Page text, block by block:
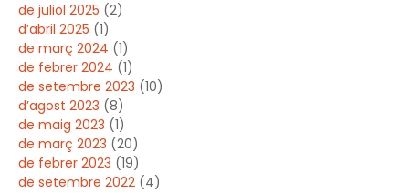
de juliol 2025 (2)
d’abril 2025 (1)
de març 2024 (1)
de febrer 2024 (1)
de setembre 2023 (10)
d’agost 2023 (8)
de maig 2023 (1)
de març 2023 (20)
de febrer 2023 (19)
de setembre 2022 (4)